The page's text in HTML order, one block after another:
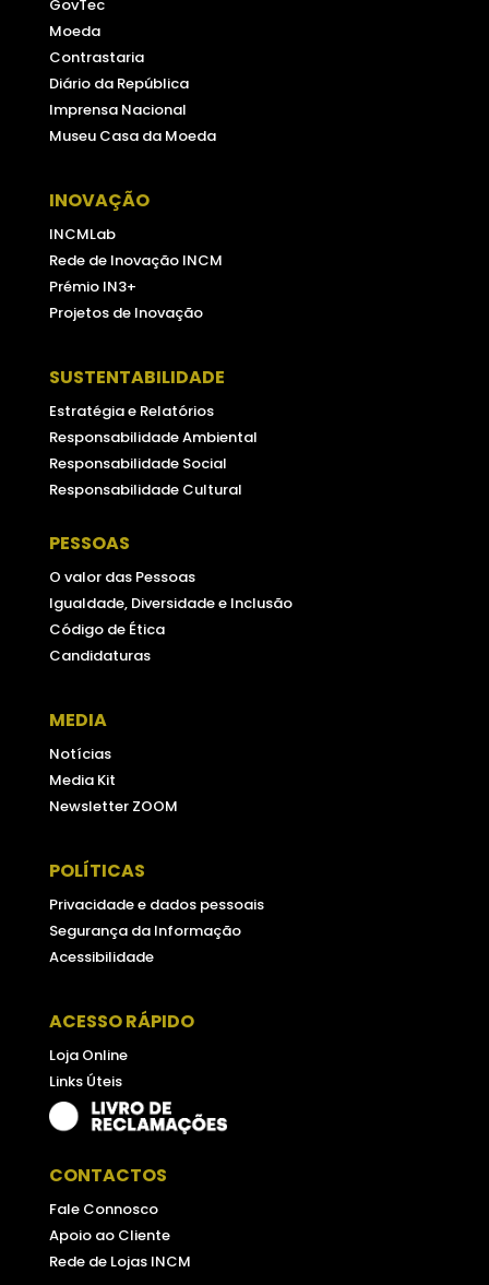
GovTec
Moeda
Contrastaria
Diário da República
Imprensa Nacional
Museu Casa da Moeda
INOVAÇÃO
INCMLab
Rede de Inovação INCM
Prémio IN3+
Projetos de Inovação
SUSTENTABILIDADE
Estratégia e Relatórios
Responsabilidade Ambiental
Responsabilidade Social
Responsabilidade Cultural
PESSOAS
O valor das Pessoas
Igualdade, Diversidade e Inclusão
Código de Ética
Candidaturas
MEDIA
Notícias
Media Kit
Newsletter ZOOM
POLÍTICAS
Privacidade e dados pessoais
Segurança da Informação
Acessibilidade
ACESSO RÁPIDO
Loja Online
Links Úteis
CONTACTOS
Fale Connosco
Apoio ao Cliente
Rede de Lojas INCM